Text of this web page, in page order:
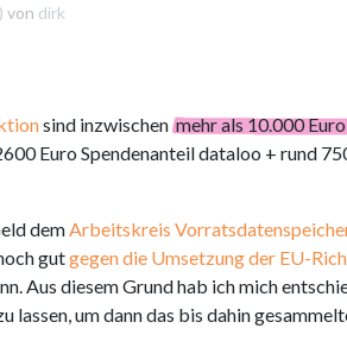
von dirk
sind inzwischen mehr als 10.000 Euro
Euro Spendenanteil dataloo + rund
demArbeitskreis
gutgegen die Umsetzung der EU-
Aus diesem Grund hab ich mich
lassen, um dann das bis dahin